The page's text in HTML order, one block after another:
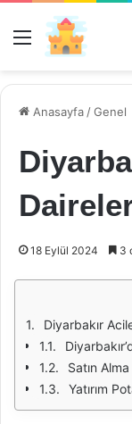
Menü
Anasayfa /Genel
18 Eylül 2024 3
Diyarbakır Acilen
Satın
Yatırım